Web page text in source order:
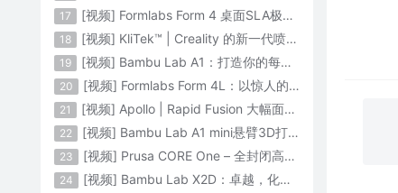
17 [视频] Formlabs Form 4 桌面SLA极速3D打印机 工业级打印质量
18 [视频] KliTek™ | Creality 的新一代喷嘴更换系统
19 [视频] Bambu Lab A1：打造你的每一份热爱
20 [视频] Formlabs Form 4L：以惊人的速度获得工业级部件
21 [视频] Apollo | Rapid Fusion 大幅面颗粒3D打印系统
22 [视频] Bambu Lab A1 mini悬臂3D打印机：让多色打印成为标配
23 [视频] Prusa CORE One – 全封闭高速CoreXY 3D打印机配备主动腔体温度控制
24 [视频] Bambu Lab X2D：卓越，化繁为简！